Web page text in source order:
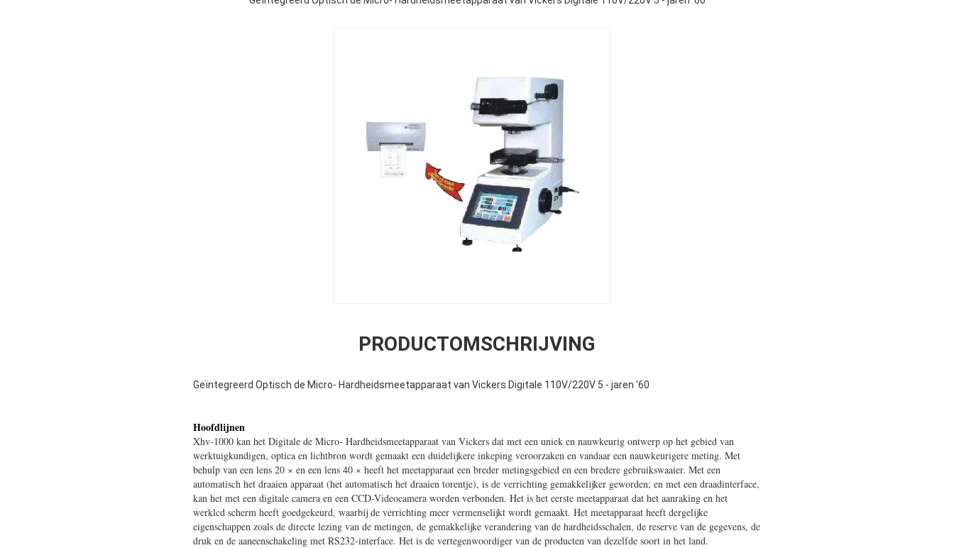
PRODUCTOMSCHRIJVING
Geïntegreerd Optisch de Micro- Hardheidsmeetapparaat van Vickers Digitale 110V/220V 5 - jaren '60
Hoofdlijnen
Xhv-1000 kan het Digitale de Micro- Hardheidsmeetapparaat van Vickers dat met een uniek en nauwkeurig ontwerp op het gebied van
werktuigkundigen, optica en lichtbron wordt gemaakt een duidelijkere inkeping veroorzaken en vandaar een nauwkeurigere meting. Met
behulp van een lens 20 × en een lens 40 × heeft het meetapparaat een breder metingsgebied en een bredere gebruikswaaier. Met een
automatisch het draaien apparaat (het automatisch het draaien torentje), is de verrichting gemakkelijker geworden; en met een draadinterface,
kan het met een digitale camera en een CCD-Videocamera worden verbonden. Het is het eerste meetapparaat dat het aanraking en het
werklcd scherm heeft goedgekeurd, waarbij de verrichting meer vermenselijkt wordt gemaakt. Het meetapparaat heeft dergelijke
eigenschappen zoals de directe lezing van de metingen, de gemakkelijke verandering van de hardheidsschalen, de reserve van de gegevens, de
druk en de aaneenschakeling met RS232-interface. Het is de vertegenwoordiger van de producten van dezelfde soort in het land.